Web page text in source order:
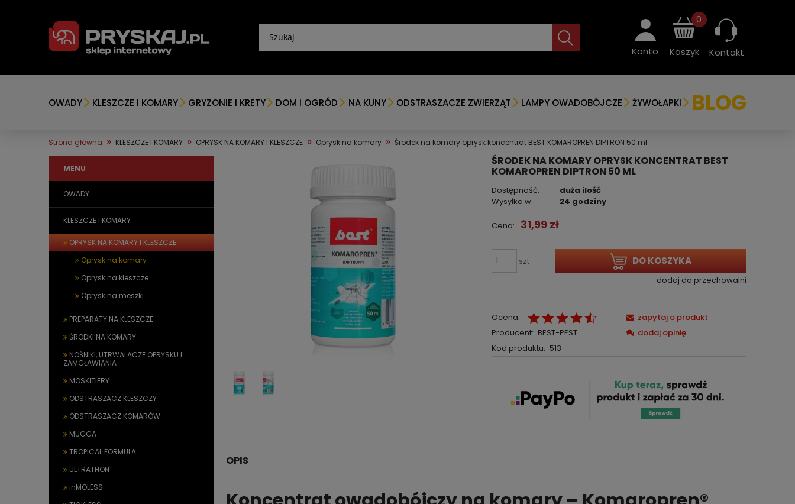
Konto Koszyk
0
Kontakt
OWADY KLESZCZE I KOMARY GRYZONIE I KRETY DOM I OGRÓD NA KUNY ODSTRASZACZE ZWIERZĄT LAMPY OWADOBÓJCZE ŻYWOŁAPKI BLOG
Strona główna » KLESZCZE I KOMARY » OPRYSK NA KOMARY I KLESZCZE » Oprysk na komary » Środek na komary oprysk koncentrat BEST KOMAROPREN DIPTRON 50 ml
MENU
OWADY
KLESZCZE I KOMARY
OPRYSK NA KOMARY I KLESZCZE
Oprysk na komary
Oprysk na kleszcze
Oprysk na meszki
PREPARATY NA KLESZCZE
ŚRODKI NA KOMARY
NOŚNIKI, UTRWALACZE OPRYSKU I
ZAMGŁAWIANIA
MOSKITIERY
ODSTRASZACZ KLESZCZY
ODSTRASZACZ KOMARÓW
MUGGA
TROPICAL FORMULA
ULTRATHON
inMOLESS
ŚRODEK NA KOMARY OPRYSK KONCENTRAT BEST
KOMAROPREN DIPTRON 50 ML
Dostępność:
duża ilość
Wysyłka w:
24 godziny
Cena: 31,99 zł
szt DO KOSZYKA
dodaj do przechowalni
Ocena:
Producent: BEST-PEST
Kod produktu: 513
zapytaj o produkt
dodaj opinię
OPIS